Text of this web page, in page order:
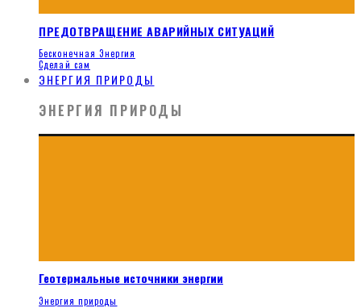
ПРЕДОТВРАЩЕНИЕ АВАРИЙНЫХ СИТУАЦИЙ
Бесконечная Энергия
Сделай сам
ЭНЕРГИЯ ПРИРОДЫ
ЭНЕРГИЯ ПРИРОДЫ
Геотермальные источники энергии
Энергия природы